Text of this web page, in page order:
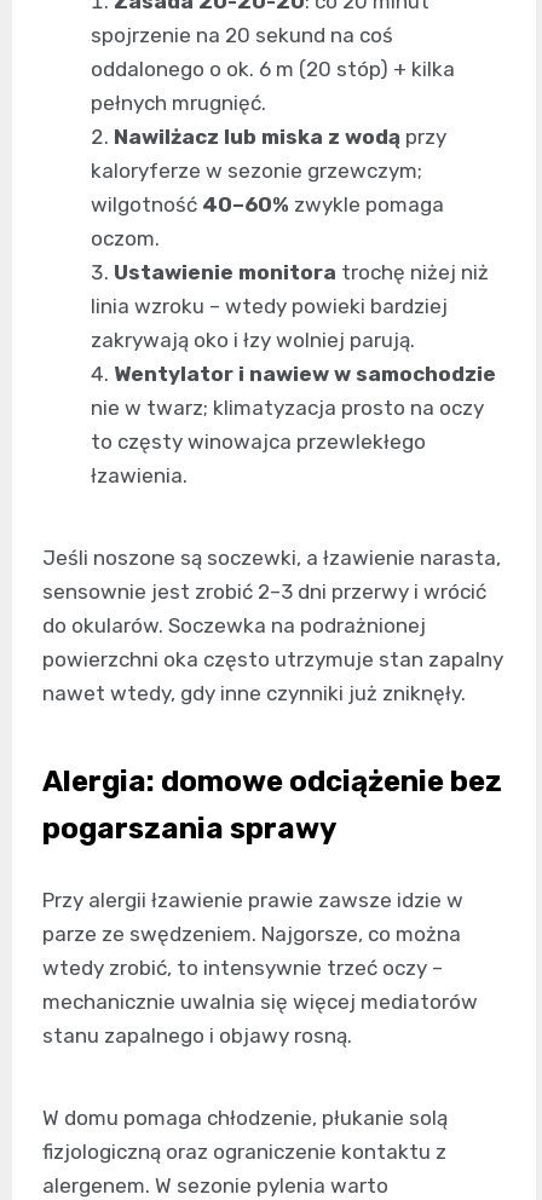
spojrzenie na 20 sekund na coś
oddalonego o ok. 6 m (20 stóp) + kilka
pełnych mrugnięć.
Nawilżacz lub miska z wodą przy
kaloryferze w sezonie grzewczym;
wilgotność 40–60% zwykle pomaga
oczom.
Ustawienie monitora trochę niżej niż
linia wzroku – wtedy powieki bardziej
zakrywają oko i łzy wolniej parują.
Wentylator i nawiew w samochodzie
nie w twarz; klimatyzacja prosto na oczy
to częsty winowajca przewlekłego
łzawienia.
Jeśli noszone są soczewki, a łzawienie narasta,
sensownie jest zrobić 2–3 dni przerwy i wrócić
do okularów. Soczewka na podrażnionej
powierzchni oka często utrzymuje stan zapalny
nawet wtedy, gdy inne czynniki już zniknęły.
Alergia: domowe odciążenie bez
pogarszania sprawy
Przy alergii łzawienie prawie zawsze idzie w
parze ze swędzeniem. Najgorsze, co można
wtedy zrobić, to intensywnie trzeć oczy –
mechanicznie uwalnia się więcej mediatorów
stanu zapalnego i objawy rosną.
W domu pomaga chłodzenie, płukanie solą
fizjologiczną oraz ograniczenie kontaktu z
alergenem. W sezonie pylenia warto